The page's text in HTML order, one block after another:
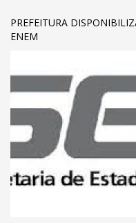
PREFEITURA
ENEM